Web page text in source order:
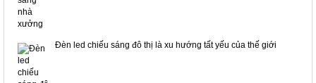
Đèn led chiếu sáng đô thị là xu hướng tất yếu của thế giới